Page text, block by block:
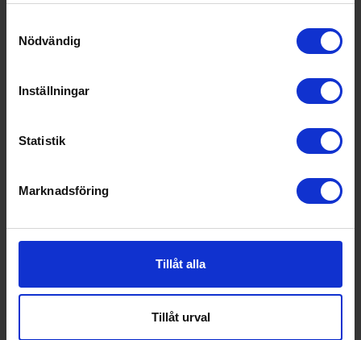
Nödvändig
Inställningar
Statistik
Marknadsföring
Tillåt alla
Tillåt urval
SeverinMW 9187
Bredd (cm): 44.5
I lager